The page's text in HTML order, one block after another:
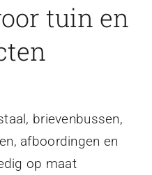
tuin en
brievenbussen,
afboordingen en
op maat